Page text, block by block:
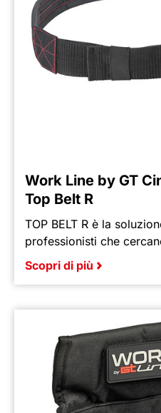
Work Line by GT
Top Belt R
TOP BELT R è la
professionisti che
Scopri di più